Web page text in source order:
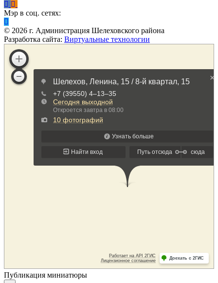
Мэр в соц. сетях:
© 2026 г. Администрация Шелеховского района
Разработка сайта: Виртуальные технологии
Публикация миниатюры